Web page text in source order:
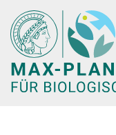
Hauptinhalt